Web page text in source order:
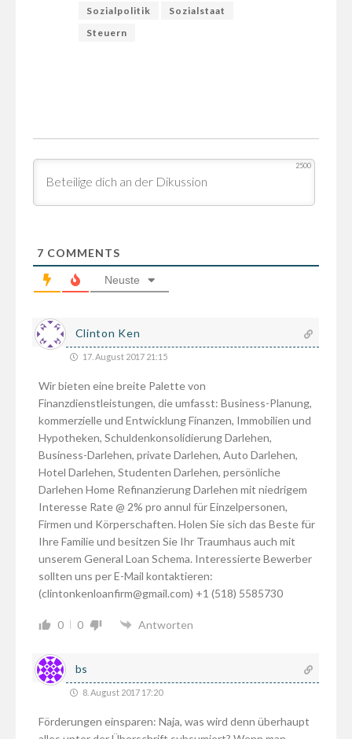
Sozialpolitik
Sozialstaat
Steuern
2500
7 COMMENTS
Neuste
Clinton Ken
17. August 2017 21:15
Wir bieten eine breite Palette von
Finanzdienstleistungen, die umfasst: Business-Planung,
kommerzielle und Entwicklung Finanzen, Immobilien und
Hypotheken, Schuldenkonsolidierung Darlehen,
Business-Darlehen, private Darlehen, Auto Darlehen,
Hotel Darlehen, Studenten Darlehen, persönliche
Darlehen Home Refinanzierung Darlehen mit niedrigem
Interesse Rate @ 2% pro annul für Einzelpersonen,
Firmen und Körperschaften. Holen Sie sich das Beste für
Ihre Familie und besitzen Sie Ihr Traumhaus auch mit
unserem General Loan Schema. Interessierte Bewerber
sollten uns per E-Mail kontaktieren:
(clintonkenloanfirm@gmail.com) +1 (518) 5585730
0 0 Antworten
bs
8. August 2017 17:20
Förderungen einsparen: Naja, was wird denn überhaupt